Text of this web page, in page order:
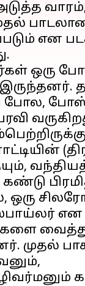
வாரம்,
என
ஒரு
இருந்தனர்.
போல,
ஒரு
என
முதல்